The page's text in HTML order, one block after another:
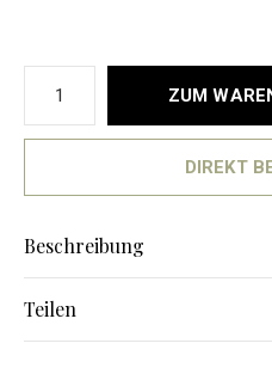
ZUM
DIREKT
Beschreibung
Teilen